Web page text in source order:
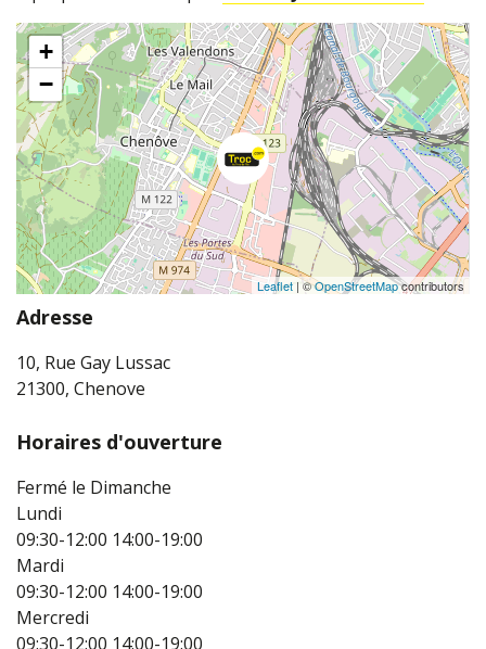
+
−
Leaflet | ©OpenStreetMapcontributors
Adresse
10, Rue Gay Lussac
21300, Chenove
Horaires d'ouverture
Fermé le Dimanche
Lundi
09:30-12:00 14:00-19:00
Mardi
09:30-12:00 14:00-19:00
Mercredi
09:30-12:00 14:00-19:00